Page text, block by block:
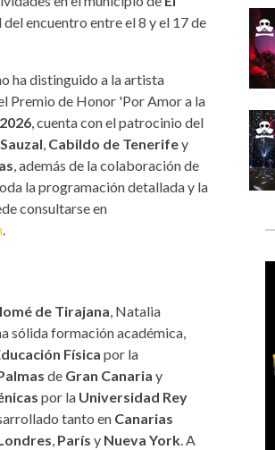
del encuentro entre el 8 y el 17 de
ha distinguido a la artista
Premio de Honor 'Por Amor a la
, cuenta con el patrocinio del
Cabildo de Tenerifey
, además de la colaboración de
la programación detallada y la
consultarse en
.
de Tirajana , Natalia
sólida formación académica,
Física por la
de Gran Canaria y
por la Universidad Rey
tanto en Canarias
París y Nueva York . A